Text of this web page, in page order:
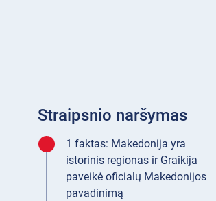
Straipsnio naršymas
1 faktas: Makedonija yra
istorinis regionas ir Graikija
paveikė oficialų Makedonijos
pavadinimą